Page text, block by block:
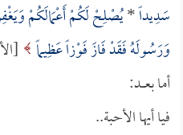
سَدِيداً*يُصْلِحْ لَكُمْ أَعْمَالَكُمْ
وَرَسُولَهُ فَقَدْ فَازَ فَوْزاً عَظِيماً
أما بعــــد:
فيا أيها الأحبة..